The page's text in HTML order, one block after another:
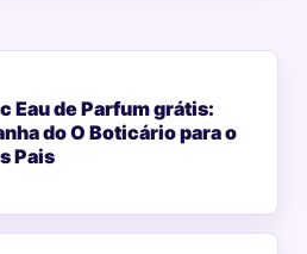
Eau de Parfum grátis:
do O Boticário para o
Pais